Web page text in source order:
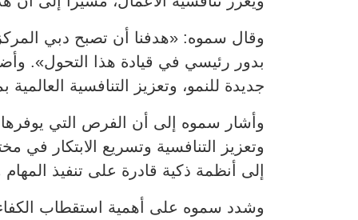
وقال سموه: «هدفنا أن تصبح دبي
بدور رئيسي في قيادة هذا التحول».
جديدة للنمو، وتعزيز التنافسية
وأشار سموه إلى أن الفرص التي يوفرها
وتعزيز التنافسية وتسريع الابتكار في
إلى أنظمة ذكية قادرة على تنفيذ المهام
وشدد سموه على أهمية استقطاب